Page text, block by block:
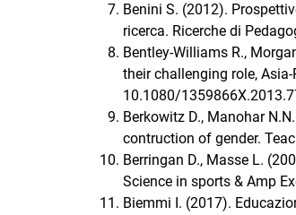
Benini S. (2012).
ricerca. Ricerche di
Bentley-Williams R.,
their challenging role,
10.1080/
Berkowitz D., Manohar
contruction of gender.
Berringan D., Masse L.
Science in sports & Amp
Biemmi I. (2017).